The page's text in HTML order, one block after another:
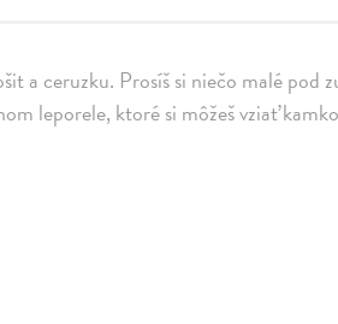
a ceruzku. Prosíš si niečo malé pod
leporele, ktoré si môžeš vziať